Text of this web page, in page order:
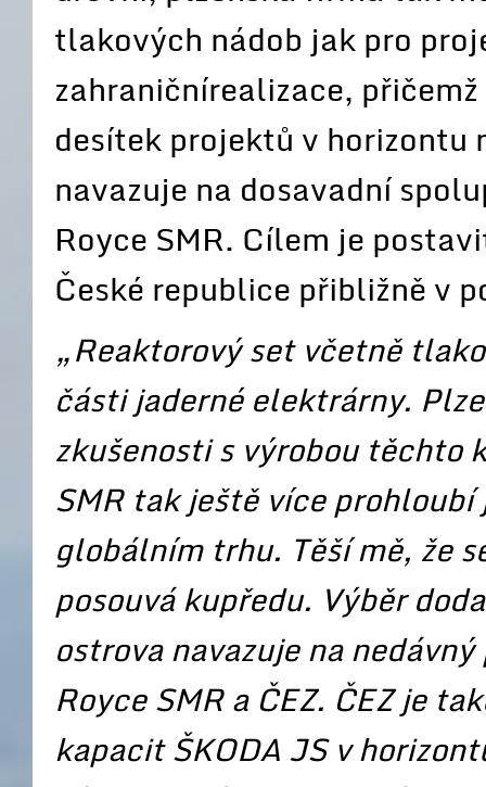
tlakových nádob jak pro
zahraničnírealizace,
desítek projektů v horizontu
navazuje na dosavadní
Royce SMR. Cílem je
České republice přibližně v
„Reaktorový set včetně
části jaderné elektrárny.
zkušenosti s výrobou těchto
SMR tak ještě více
globálním trhu. Těší mě, že
posouvá kupředu. Výběr
ostrova navazuje na
Royce SMR a ČEZ. ČEZ je
kapacit ŠKODA JS v